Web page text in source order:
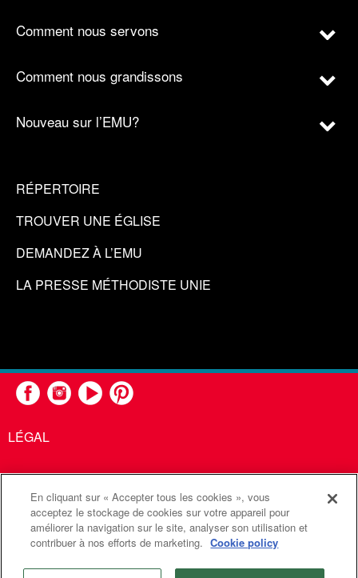
Comment nous servons
Comment nous grandissons
Nouveau sur l’EMU?
RÉPERTOIRE
TROUVER UNE ÉGLISE
DEMANDEZ À L’EMU
LA PRESSE MÉTHODISTE UNIE
LÉGAL
United Methodist Communications est une agence de l'Église
Méthodiste Unie
Communications Méthodistes Unies. Tous droits
réservés
En cliquant sur « Accepter tous les cookies », vous
acceptez le stockage de cookies sur votre appareil pour
améliorer la navigation sur le site, analyser son utilisation et
contribuer à nos efforts de marketing. Cookie policy